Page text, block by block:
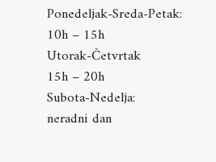
Ponedeljak-Sreda-Petak:
10h – 15h
Utorak-Četvrtak
15h – 20h
Subota-Nedelja:
neradni dan